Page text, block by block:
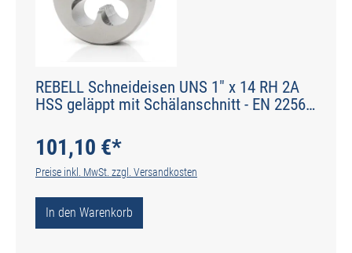
REBELL Schneideisen UNS 1" x 14 RH 2A
HSS geläppt mit Schälanschnitt - EN 22568
101,10 €*
Preise inkl. MwSt. zzgl. Versandkosten
In den Warenkorb